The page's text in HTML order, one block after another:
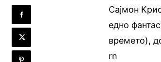
Сајмон
едно
времето),
rn